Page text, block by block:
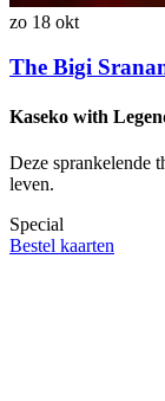
zo 18 okt
The Bigi
Kaseko with
Deze sprankelende
leven.
Special
Bestel kaarten